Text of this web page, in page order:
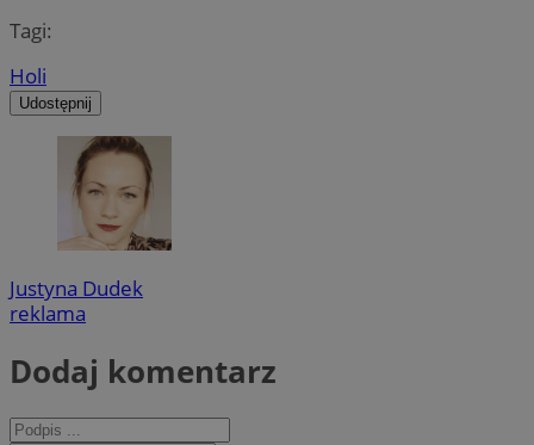
Tagi:
Holi
Udostępnij
Justyna Dudek
reklama
Dodaj komentarz